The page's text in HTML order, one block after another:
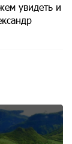
увидеть и